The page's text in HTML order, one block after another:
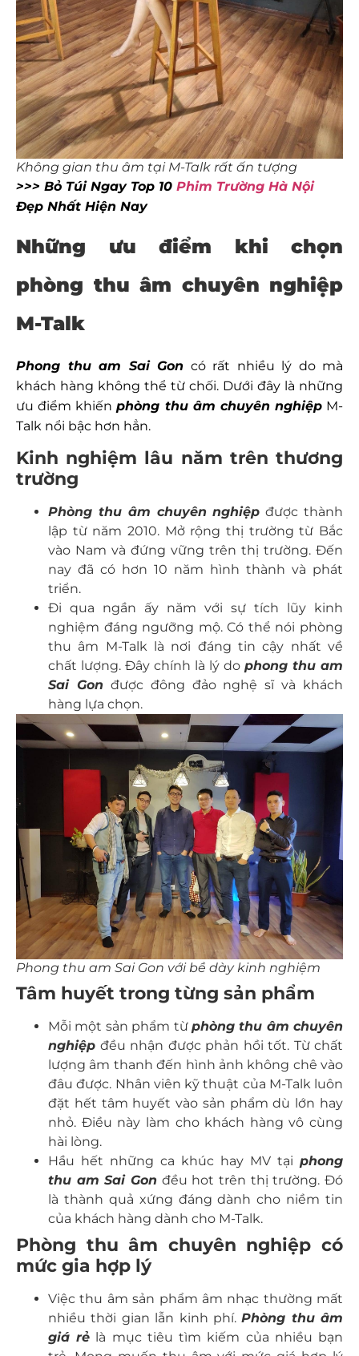
Không gian thu âm tại M-Talk rất ấn tượng
>>> Bỏ Túi Ngay Top 10 Phim Trường Hà Nội
Đẹp Nhất Hiện Nay
Những ưu điểm khi chọn
phòng thu âm chuyên nghiệp
M-Talk
Phong thu am Sai Gon có rất nhiều lý do mà
khách hàng không thể từ chối. Dưới đây là những
ưu điểm khiếnphòng thu âm chuyên nghiệpM-
Talk nổi bậc hơn hẳn.
Kinh nghiệm lâu năm trên thương
trường
Phòng thu âm chuyên nghiệp được thành
lập từ năm 2010. Mở rộng thị trường từ Bắc
vào Nam và đứng vững trên thị trường. Đến
nay đã có hơn 10 năm hình thành và phát
triển.
Đi qua ngần ấy năm với sự tích lũy kinh
nghiệm đáng ngưỡng mộ. Có thể nói phòng
thu âm M-Talk là nơi đáng tin cậy nhất về
chất lượng. Đây chính là lý do phong thu am
Sai Gon được đông đảo nghệ sĩ và khách
hàng lựa chọn.
Phong thu am Sai Gon với bề dày kinh nghiệm
Tâm huyết trong từng sản phẩm
Mỗi một sản phẩm từ phòng thu âm chuyên
nghiệp đều nhận được phản hồi tốt. Từ chất
lượng âm thanh đến hình ảnh không chê vào
đâu được. Nhân viên kỹ thuật của M-Talk luôn
đặt hết tâm huyết vào sản phẩm dù lớn hay
nhỏ. Điều này làm cho khách hàng vô cùng
hài lòng.
Hầu hết những ca khúc hay MV tại phong
thu am Sai Gon đều hot trên thị trường. Đó
là thành quả xứng đáng dành cho niềm tin
của khách hàng dành cho M-Talk.
Phòng thu âm chuyên nghiệp có
mức gia hợp lý
Việc thu âm sản phẩm âm nhạc thường mất
nhiều thời gian lẫn kinh phí.Phòng thu âm
giá rẻ là mục tiêu tìm kiếm của nhiều bạn